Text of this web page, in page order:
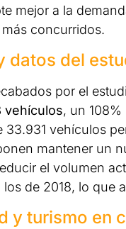
mejor a la
concurridos.
datos del
por el
vehículos, un
33.931 vehículos
mantener un
el volumen
los de 2018, lo que
y turismo en